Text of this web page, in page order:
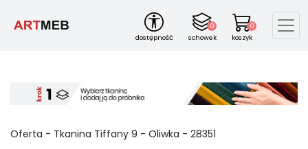
dostępność
0
schowek
0
koszyk
Oferta - Tkanina Tiffany 9 - Oliwka - 28351